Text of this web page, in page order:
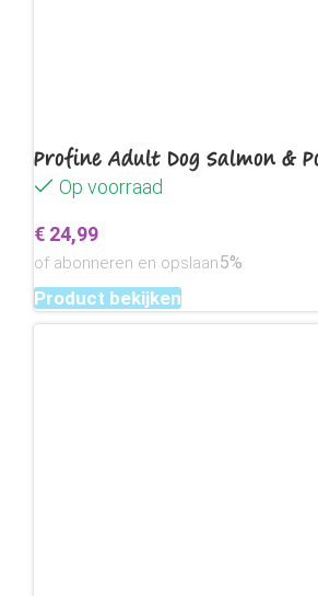
Profine Adult Dog Salmon &
Op voorraad
€ 24,99
of abonneren en opslaan5%
Product bekijken